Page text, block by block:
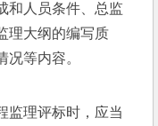
和人员条件、总监
理大纲的编写质
等内容。
理评标时，应当